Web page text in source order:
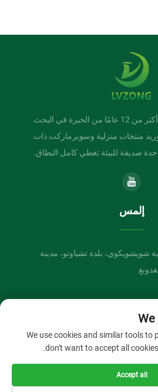
دونغقوان لفتسونغ: أكثر من 12 عامًا من الخبرة في البحث
منتجات منزلية وسوبرماركت ذات
صديقة للبيئة تغطي كامل النطاق.
إلمس
قرية شويشويكوي، بلدة تشياوتو، مدينة
لفتسونغ الصناعية المحدودة. جميع
سياسة الخصوصية
We
We use cookies and similar tools to
don't want to accept all
Accept all